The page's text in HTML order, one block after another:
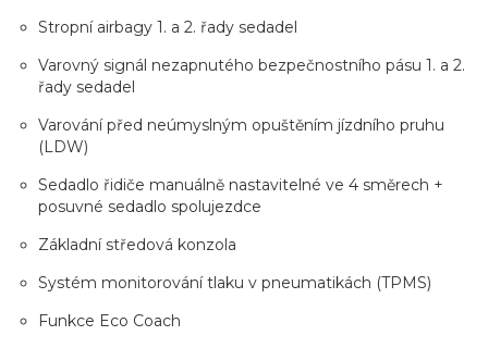
Stropní airbagy 1. a 2. řady sedadel
Varovný signál nezapnutého bezpečnostního pásu 1. a 2.
řady sedadel
Varování před neúmyslným opuštěním jízdního pruhu
(LDW)
Sedadlo řidiče manuálně nastavitelné ve 4 směrech +
posuvné sedadlo spolujezdce
Základní středová konzola
Systém monitorování tlaku v pneumatikách (TPMS)
Funkce Eco Coach